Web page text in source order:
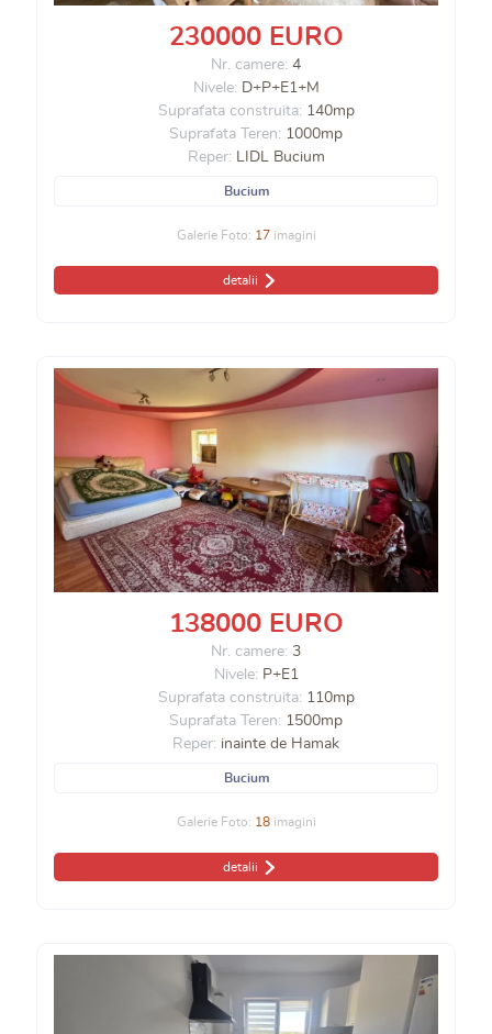
230000 EURO
Nr. camere: 4
Nivele: D+P+E1+M
Suprafata construita: 140mp
Suprafata Teren: 1000mp
Reper: LIDL Bucium
Bucium
Galerie Foto: 17imagini
detalii
138000 EURO
Nr. camere: 3
Nivele: P+E1
Suprafata construita: 110mp
Suprafata Teren: 1500mp
Reper: inainte de Hamak
Bucium
Galerie Foto: 18imagini
detalii